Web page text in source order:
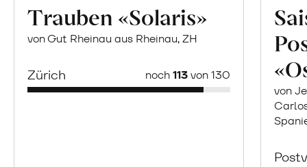
Trauben «Solaris»
von Gut Rheinau aus Rheinau, ZH
Zürich noch113von 130
von